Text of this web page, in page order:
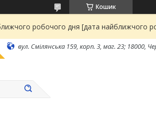
Кошик
робочого дня [дата найближчого
вул. Смілянська 159, корп. 3, маг. 23; 18000,